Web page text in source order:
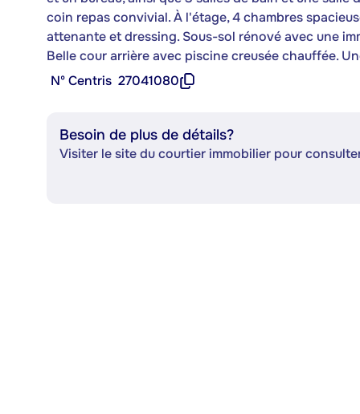
coin repas convivial. À l'étage, 4 chambres
attenante et dressing. Sous-sol rénové avec une
Belle cour arrière avec piscine creusée chauffée.
Nº Centris 27041080
Besoin de plus de détails?
Visiter le site du courtier immobilier pour